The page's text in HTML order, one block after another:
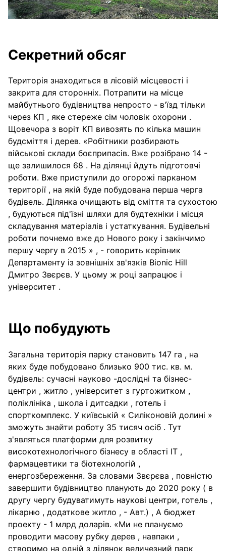
Секретний обсяг
Територія знаходиться в лісовій місцевості і
закрита для сторонніх. Потрапити на місце
майбутнього будівництва непросто - в'їзд тільки
через КП , яке стереже сім чоловік охорони .
Щовечора з воріт КП вивозять по кілька машин
будсміття і дерев. «Робітники розбирають
військові склади боєприпасів. Вже розібрано 14 -
ще залишилося 68 . На ділянці йдуть підготовчі
роботи. Вже приступили до огорожі парканом
території , на якій буде побудована перша черга
будівель. Ділянка очищають від сміття та сухостою
, будуються під'їзні шляхи для будтехніки і місця
складування матеріалів і устаткування. Будівельні
роботи почнемо вже до Нового року і закінчимо
першу чергу в 2015 » , - говорить керівник
Департаменту із зовнішніх зв'язків Bionic Hill
Дмитро Звєрєв. У цьому ж році запрацює і
університет .
Що побудують
Загальна територія парку становить 147 га , на
яких буде побудовано близько 900 тис. кв. м.
будівель: сучасні науково -дослідні та бізнес-
центри , житло , університет з гуртожитком ,
поліклініка , школа і дитсадки , готель і
спорткомплекс. У київській « Силіконовій долині »
зможуть знайти роботу 35 тисяч осіб . Тут
з'являться платформи для розвитку
високотехнологічного бізнесу в області IT ,
фармацевтики та біотехнологій ,
енергозбереження. За словами Звєрєва , повністю
завершити будівництво планують до 2020 року ( в
другу чергу будуватимуть наукові центри, готель ,
лікарню , додаткове житло , - Авт.) , А бюджет
проекту - 1 млрд доларів. «Ми не плануємо
проводити масову рубку дерев , навпаки ,
створимо на одній з ділянок величезний парк